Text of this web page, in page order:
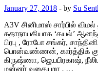
January 27, 2018 - by Su
A3V சினிமாஸ் சார்பில்
கதாநாயகியாக ‘கயல்’
பிரபு , ரோபோ சங்கர்,
பொன்வண்ணன், கார்த்திக்
கிருஷ்ணா, ஜெயபிரகாஷ்,
மன்னர் வகையறா . …